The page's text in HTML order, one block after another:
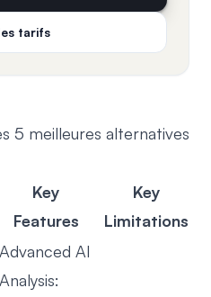
tarifs
5 meilleures alternatives
Key
Features
Key
Limitations
Advanced AI
Analysis: